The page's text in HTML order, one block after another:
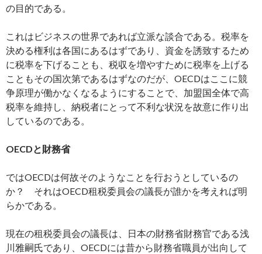
の目的である。
これはビジネスの世界であれば立派な談合である。税率を
決める権利は各国にあるはずであり、資金を誘致するため
に税率を下げることも、税収を増やすために税率を上げる
こともその国次第であるはずなのだが、OECDはここに競
争原理が働かなくなるようにすることで、加盟国全体で高
税率を維持し、納税者にとって不利な状況を故意に作り出
しているのである。
OECDと財務省
ではOECDは何故そのようなことを行おうとしているの
か？ それはOECD租税委員会の議長が誰かを考えれば明
らかである。
現在の租税委員会の議長は、日本の財務省財務官である浅
川雅嗣氏であり、OECDには昔から財務省職員が出向して